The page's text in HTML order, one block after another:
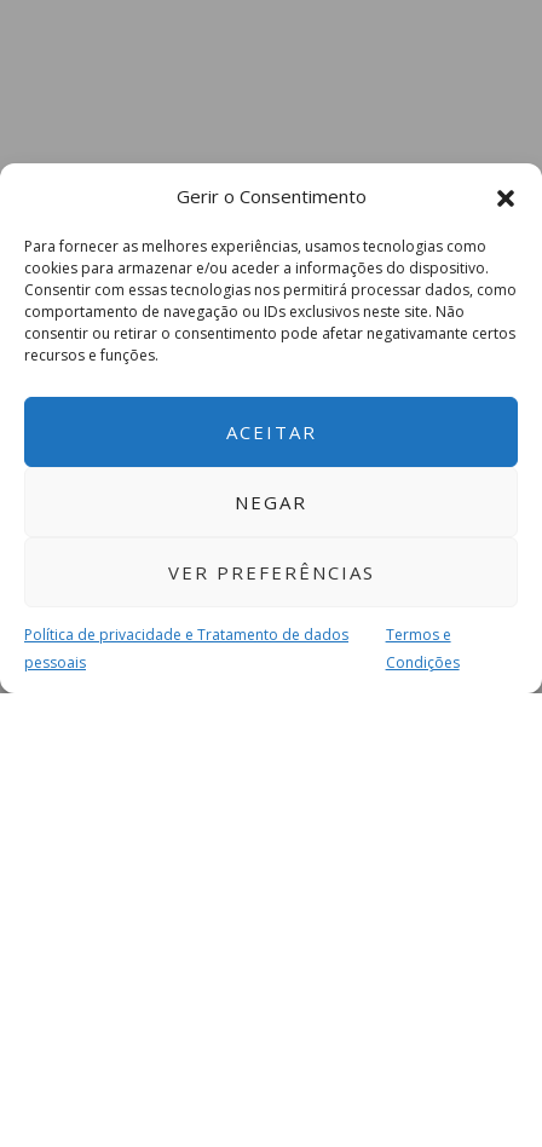
Gerir o Consentimento
Para fornecer as melhores experiências, usamos tecnologias como
cookies para armazenar e/ou aceder a informações do dispositivo.
Consentir com essas tecnologias nos permitirá processar dados, como
comportamento de navegação ou IDs exclusivos neste site. Não
consentir ou retirar o consentimento pode afetar negativamante certos
recursos e funções.
ACEITAR
NEGAR
VER PREFERÊNCIAS
Política de privacidade e Tratamento de dados
pessoais
Termos e
Condições